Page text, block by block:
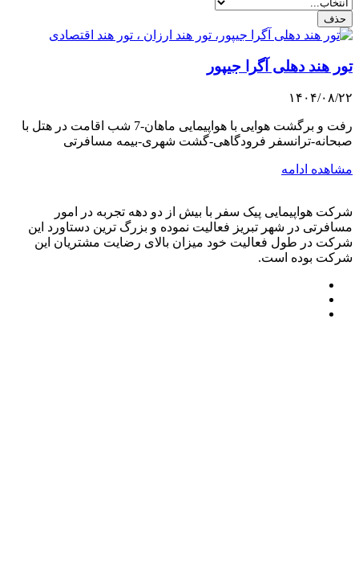
حذف
تور هند دهلی آگرا جیپور
۱۴۰۴/۰۸/۲۲
رفت و برگشت هوایی با هواپیمایی ماهان-7 شب اقامت در هتل با
صبحانه-ترانسفر فرودگاهی-گشت شهری-بیمه مسافرتی
مشاهده ادامه
شرکت هواپیمایی پیک سفر با بیش از دو دهه تجربه در امور
مسافرتی در شهر تبریز فعالیت نموده و بزرگ ترین دستاورد این
شرکت در طول فعالیت خود میزان بالای رضایت مشتریان این
شرکت بوده است.